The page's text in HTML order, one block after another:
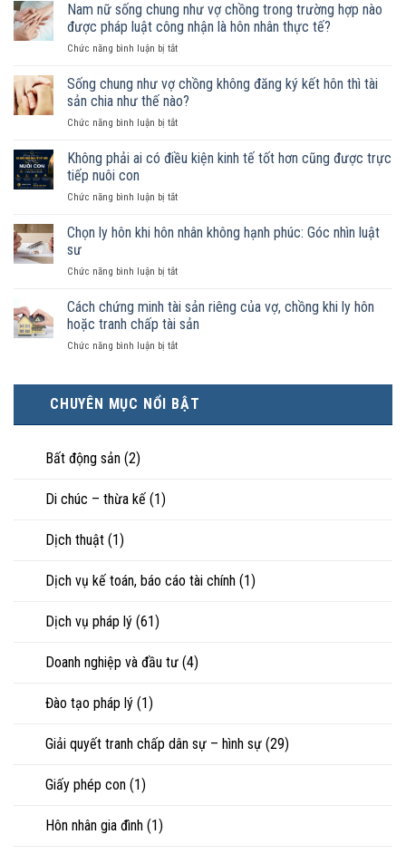
Nam nữ sống chung như vợ chồng trong trường hợp nào
được pháp luật công nhận là hôn nhân thực tế?
Chức năng bình luận bị tắtở
nữ
sống
chung
như
chồng
hợp
được
là
hôn
Sống chung như vợ chồng không đăng ký kết hôn thì tài
sản chia như thế nào?
Chức năng bình luận bị tắtở
chung
chồng
đăng
hôn
tài
sản
nào?
Không phải ai có điều kiện kinh tế tốt hơn cũng được trực
tiếp nuôi con
Chức năng bình luận bị tắtở
phải
điều
kinh
tế
hơn
trực
tiếp
nuôi
Chọn ly hôn khi hôn nhân không hạnh phúc: Góc nhìn luật
sư
Chức năng bình luận bị tắtở
ly
hôn
khi
hôn
hạnh
phúc:
Góc
Cách chứng minh tài sản riêng của vợ, chồng khi ly hôn
hoặc tranh chấp tài sản
Chức năng bình luận bị tắtở
tài
sản
chấp
CHUYÊN MỤC NỔI BẬT
Bất động sản (2)
Di chúc – thừa kế (1)
Dịch thuật (1)
Dịch vụ kế toán, báo cáo tài chính (1)
Dịch vụ pháp lý (61)
Doanh nghiệp và đầu tư (4)
Đào tạo pháp lý (1)
Giải quyết tranh chấp dân sự – hình sự (29)
Giấy phép con (1)
Hôn nhân gia đình (1)